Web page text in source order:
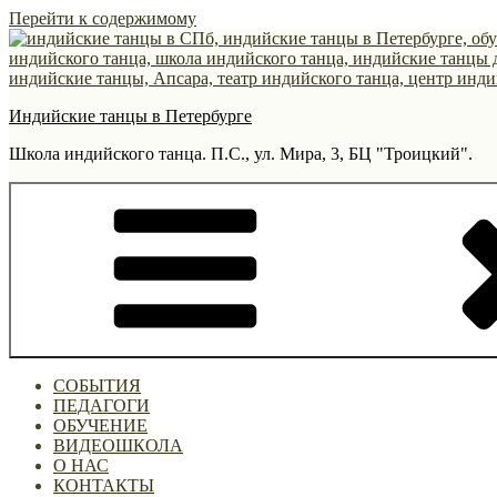
Перейти к содержимому
Индийские танцы в Петербурге
Школа индийского танца. П.С., ул. Мира, 3, БЦ "Троицкий".
СОБЫТИЯ
ПЕДАГОГИ
ОБУЧЕНИЕ
ВИДЕОШКОЛА
О НАС
КОНТАКТЫ